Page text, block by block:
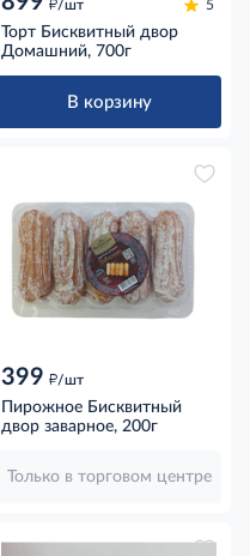
/шт 5
Торт Бисквитный двор
Домашний, 700г
В корзину
399 д/шт
Пирожное Бисквитный
двор заварное, 200г
Только в торговом центре